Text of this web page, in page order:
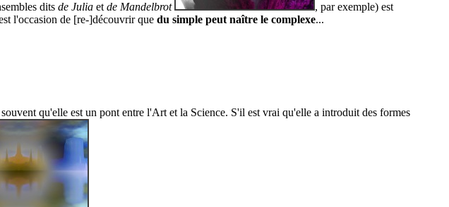
dits de Julia et de Mandelbrot
, par exemple) est
l'occasion de [re-]découvrir que du simple peut naître le complexe...
qu'elle est un pont entre l'Art et la Science. S'il est vrai qu'elle a introduit des formes